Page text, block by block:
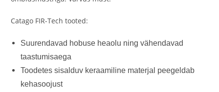
Catago FIR-Tech tooted:
Suurendavad hobuse heaolu ning vähendavad
taastumisaega
Toodetes sisalduv keraamiline materjal peegeldab
kehasoojust